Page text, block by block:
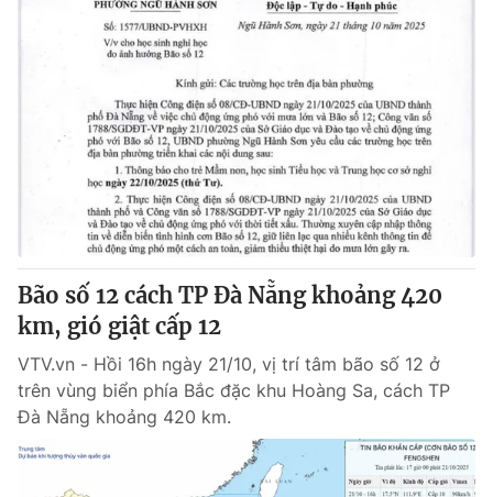
Bão số 12 cách TP Đà Nẵng khoảng 420
km, gió giật cấp 12
VTV.vn - Hồi 16h ngày 21/10, vị trí tâm bão số 12 ở
trên vùng biển phía Bắc đặc khu Hoàng Sa, cách TP
Đà Nẵng khoảng 420 km.